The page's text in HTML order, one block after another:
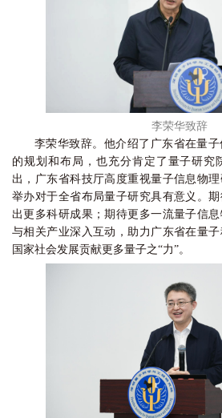
李荣华致辞
李荣华致辞。他介绍了广东省在量
的规划和布局，也充分肯定了量子研究
出，广东省科技厅高度重视量子信息物
举办对于全省布局量子研究具有意义。
出更多科研成果；期待更多一流量子信
与相关产业深入互动，助力广东省在量
国家社会发展贡献更多量子之“力”。